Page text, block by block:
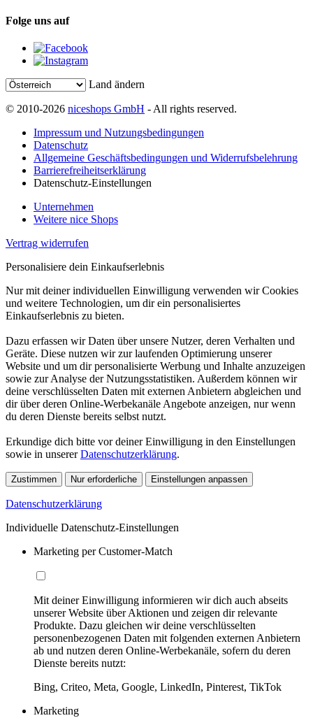
Folge uns auf
Land ändern
© 2010-2026 niceshops GmbH - All rights reserved.
Impressum und Nutzungsbedingungen
Datenschutz
Allgemeine Geschäftsbedingungen und Widerrufsbelehrung
Barrierefreiheitserklärung
Datenschutz-Einstellungen
Unternehmen
Weitere nice Shops
Vertrag widerrufen
Personalisiere dein Einkaufserlebnis
Nur mit deiner individuellen Einwilligung verwenden wir Cookies
und weitere Technologien, um dir ein personalisiertes
Einkaufserlebnis zu bieten.
Dazu erfassen wir Daten über unsere Nutzer, deren Verhalten und
Geräte. Diese nutzen wir zur laufenden Optimierung unserer
Website und um dir personalisierte Werbung und Inhalte anzuzeigen
sowie zur Analyse der Nutzungsstatistiken. Außerdem können wir
deine verschlüsselten Daten mit externen Anbietern abgleichen und
dir über deren Online-Werbekanäle Angebote anzeigen, nur wenn
du deren Dienste bereits selbst nutzt.
Erkundige dich bitte vor deiner Einwilligung in den Einstellungen
sowie in unsererDatenschutzerklärung.
Zustimmen Nur erforderliche Einstellungen anpassen
Datenschutzerklärung
Individuelle Datenschutz-Einstellungen
Marketing per Customer-Match
Mit deiner Einwilligung informieren wir dich auch abseits
unserer Website über Aktionen und zeigen dir relevante
Produkte. Dazu gleichen wir deine verschlüsselten
personenbezogenen Daten mit folgenden externen Anbietern
ab und nutzen deren Online-Werbekanäle, sofern du deren
Dienste bereits nutzt:
Bing, Criteo, Meta, Google, LinkedIn, Pinterest, TikTok
Marketing